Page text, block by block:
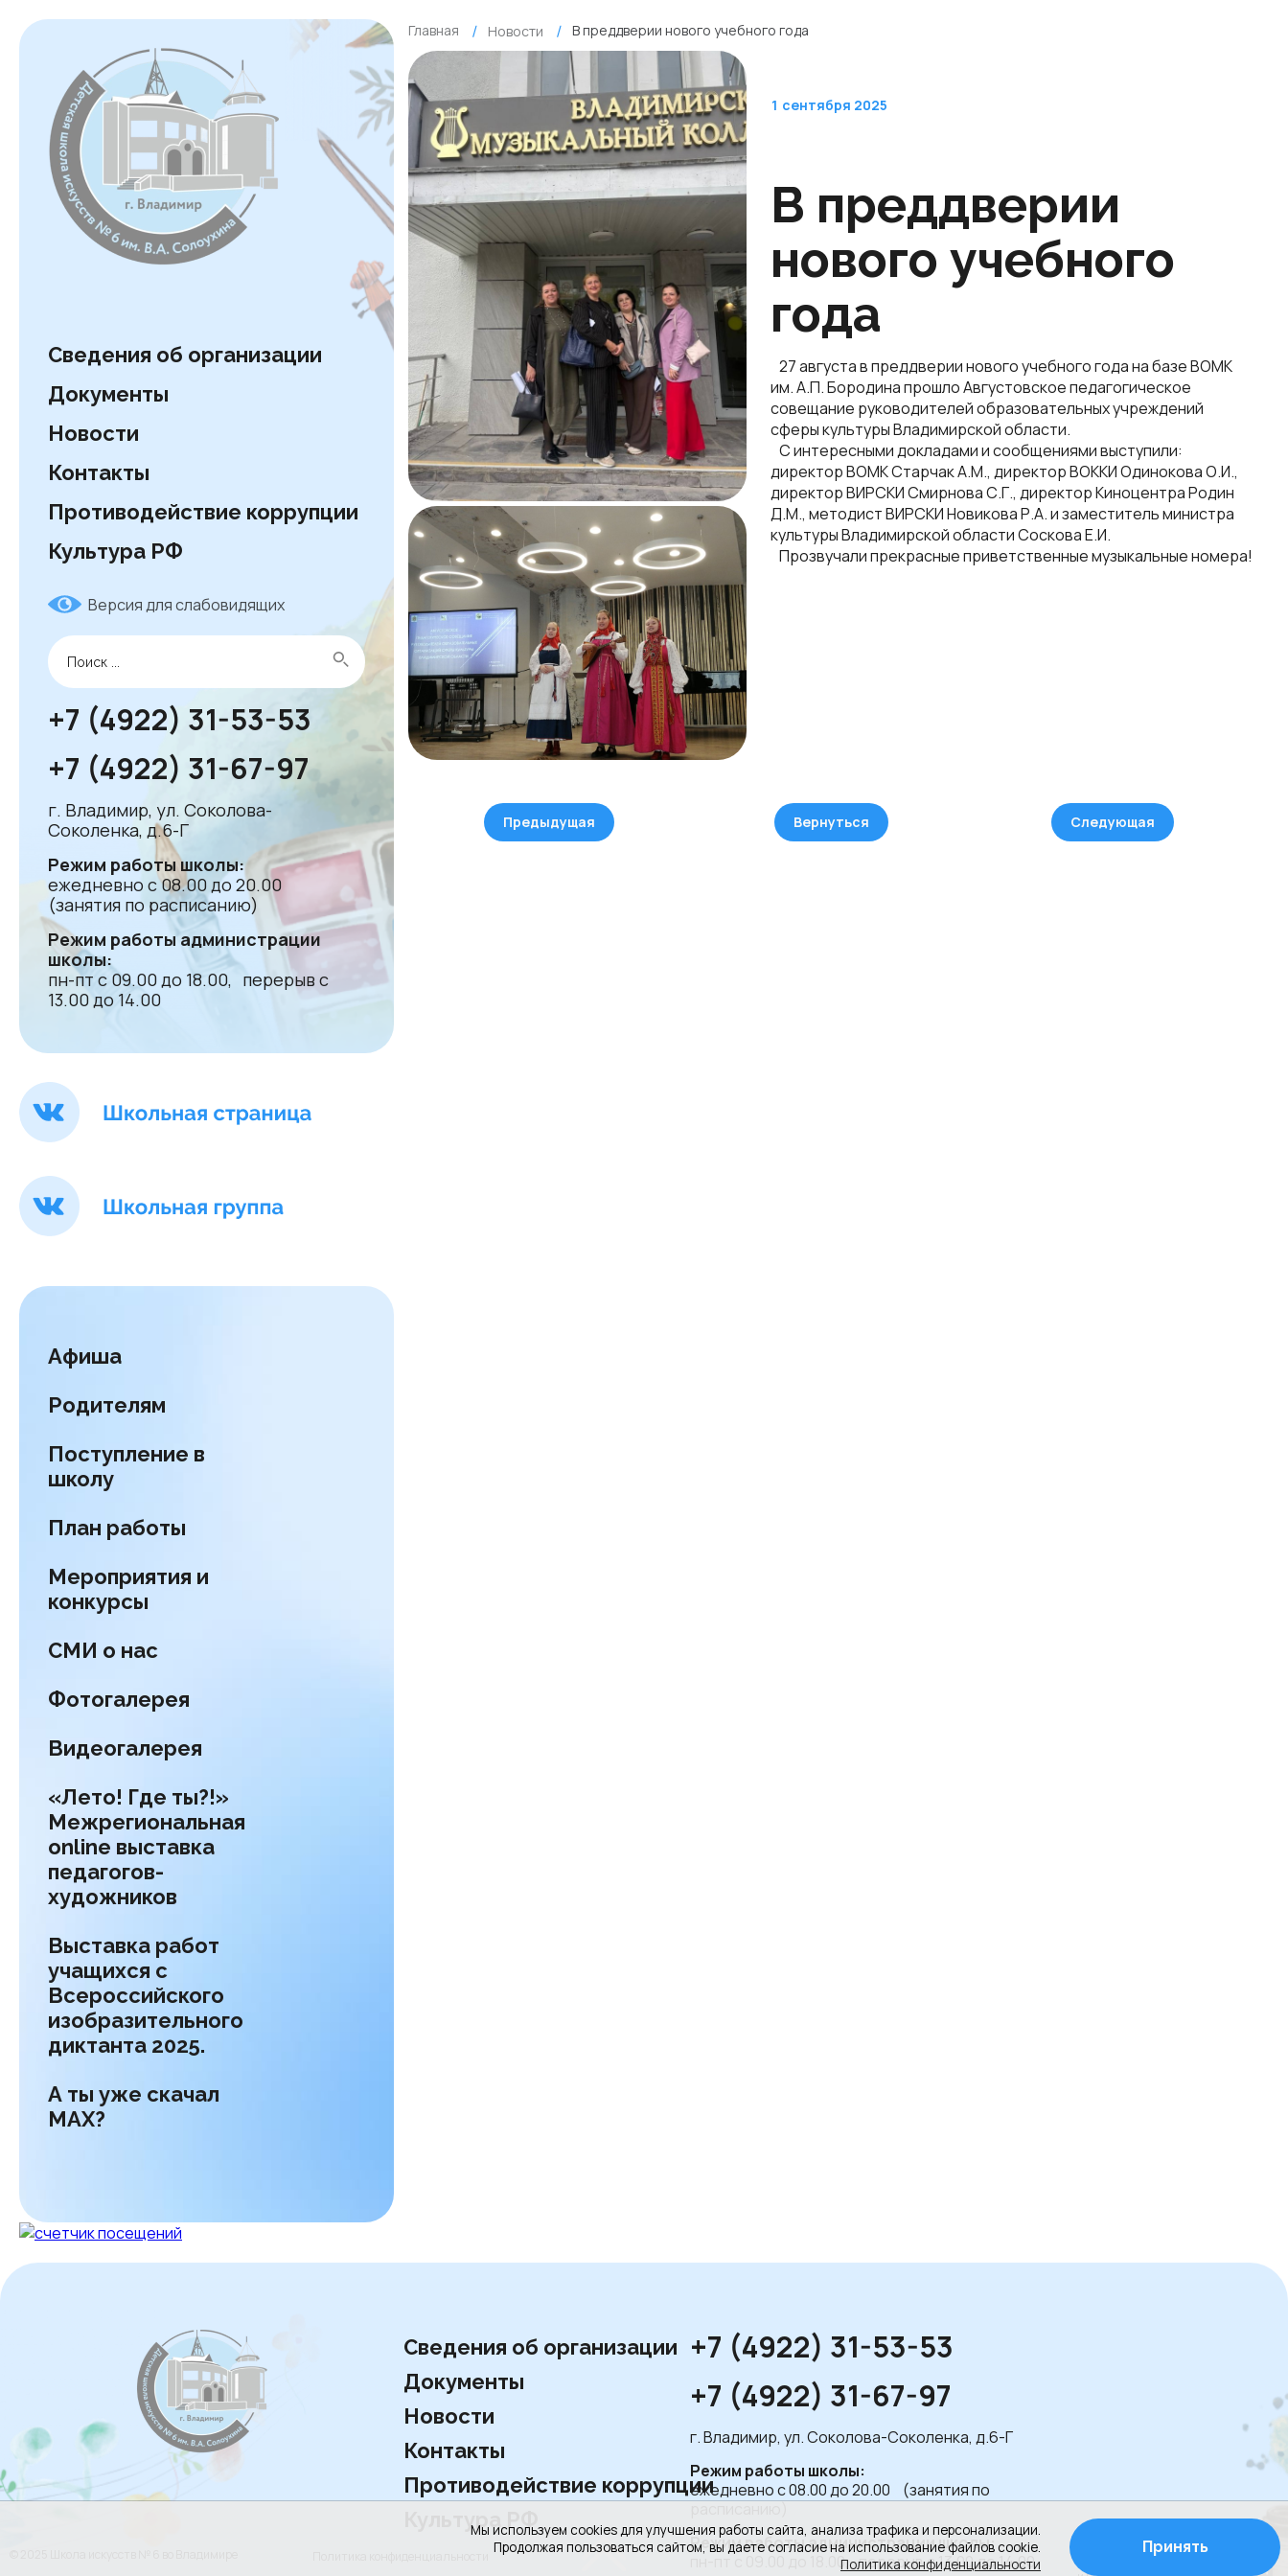
Мы используем cookies для улучшения работы сайта, анализа трафика и персонализации.
Продолжая пользоваться сайтом, вы даете согласие на использование файлов cookie.
Политика конфиденциальности
Принять
Сведения об организации
Документы
Новости
Контакты
Противодействие коррупции
Культура РФ
Версия для слабовидящих
+7 (4922) 31-53-53
+7 (4922) 31-67-97
г. Владимир, ул. Соколова-
Соколенка, д.6-Г
Режим работы школы:
ежедневно с 08.00 до 20.00
(занятия по расписанию)
Режим работы администрации
школы:
пн-пт с 09.00 до 18.00, перерыв с
13.00 до 14.00
Афиша
Родителям
Поступление в
школу
План работы
Мероприятия и
конкурсы
СМИ о нас
Фотогалерея
Видеогалерея
«Лето! Где ты?!»
Межрегиональная
online выставка
педагогов-
художников
Выставка работ
учащихся с
Всероссийского
изобразительного
диктанта 2025.
А ты уже скачал
МАХ?
Главная Новости В преддверии нового учебного года
1 сентября 2025
В преддверии
нового учебного
года
27 августа в преддверии нового учебного года на базе ВОМК
им. А.П. Бородина прошло Августовское педагогическое
совещание руководителей образовательных учреждений
сферы культуры Владимирской области.
С интересными докладами и сообщениями выступили:
директор ВОМК Старчак А.М., директор ВОККИ Одинокова О.И.,
директор ВИРСКИ Смирнова С.Г., директор Киноцентра Родин
Д.М., методист ВИРСКИ Новикова Р.А. и заместитель министра
культуры Владимирской области Соскова Е.И.
Прозвучали прекрасные приветственные музыкальные номера!
Предыдущая Вернуться Следующая
Сведения об организации
Документы
Новости
Контакты
Противодействие коррупции
Культура РФ
+7 (4922) 31-53-53
+7 (4922) 31-67-97
г. Владимир, ул. Соколова-Соколенка, д.6-Г
Режим работы школы:
ежедневно с 08.00 до 20.00 (занятия по
Режим работы администрации школы:
пн-пт с 09.00 до 18.00, перерыв с 13.00 до 14.00